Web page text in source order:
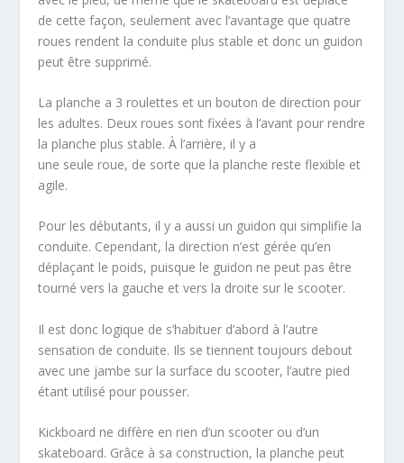
de cette façon, seulement avec l’avantage que quatre
roues rendent la conduite plus stable et donc un guidon
peut être supprimé.
La planche a 3 roulettes et un bouton de direction pour
les adultes. Deux roues sont fixées à l’avant pour rendre
la planche plus stable. À l’arrière, il y a
une seule roue, de sorte que la planche reste flexible et
agile.
Pour les débutants, il y a aussi un guidon qui simplifie la
conduite. Cependant, la direction n’est gérée qu’en
déplaçant le poids, puisque le guidon ne peut pas être
tourné vers la gauche et vers la droite sur le scooter.
Il est donc logique de s’habituer d’abord à l’autre
sensation de conduite. Ils se tiennent toujours debout
avec une jambe sur la surface du scooter, l’autre pied
étant utilisé pour pousser.
Kickboard ne diffère en rien d’un scooter ou d’un
skateboard. Grâce à sa construction, la planche peut